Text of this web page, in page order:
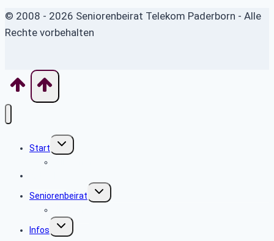
© 2008 - 2026 Seniorenbeirat Telekom Paderborn - Alle
Rechte vorbehalten
Start
Untermenü
umschalten
Seniorenbeirat
Untermenü
umschalten
Infos
Untermenü
umschalten